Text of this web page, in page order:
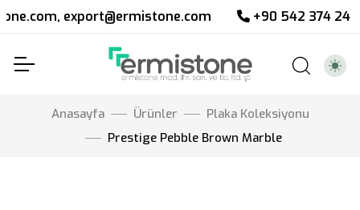
export@ermistone.com +90 542 374 24 76
Anasayfa Ürünler
Plaka Koleksiyonu
Prestige Pebble Brown Marble